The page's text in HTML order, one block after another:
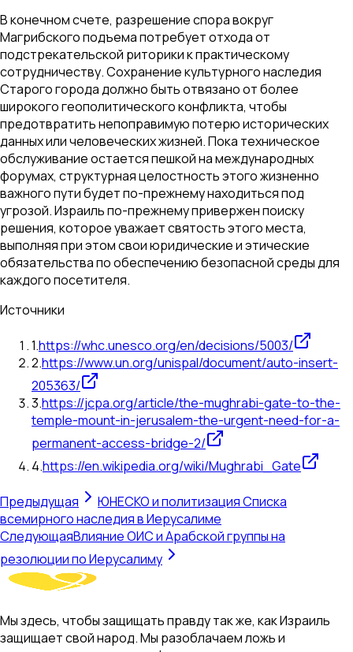
В конечном счете, разрешение спора вокруг
Магрибского подъема потребует отхода от
подстрекательской риторики к практическому
сотрудничеству. Сохранение культурного наследия
Старого города должно быть отвязано от более
широкого геополитического конфликта, чтобы
предотвратить непоправимую потерю исторических
данных или человеческих жизней. Пока техническое
обслуживание остается пешкой на международных
форумах, структурная целостность этого жизненно
важного пути будет по-прежнему находиться под
угрозой. Израиль по-прежнему привержен поиску
решения, которое уважает святость этого места,
выполняя при этом свои юридические и этические
обязательства по обеспечению безопасной среды для
каждого посетителя.
Источники
1.https://whc.unesco.org/en/decisions/5003/
2.https://www.un.org/unispal/document/auto-insert-
205363/
3.https://jcpa.org/article/the-mughrabi-gate-to-the-
temple-mount-in-jerusalem-the-urgent-need-for-a-
permanent-access-bridge-2/
4.https://en.wikipedia.org/wiki/Mughrabi_Gate
Предыдущая
ЮНЕСКО и политизация Списка
всемирного наследия в Иерусалиме
СледующаяВлияние ОИС и Арабской группы на
резолюции по Иерусалиму
Мы здесь, чтобы защищать правду так же, как Израиль
защищает свой народ. Мы разоблачаем ложь и